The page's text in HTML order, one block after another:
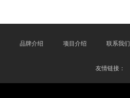
品牌介绍 项目介绍 联系我们
友情链接：